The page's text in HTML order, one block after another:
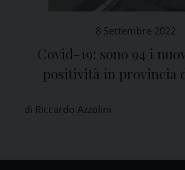
8 Settembre 2022
Covid-19: sono 94 i
positività in provincia
di Riccardo Azzolini